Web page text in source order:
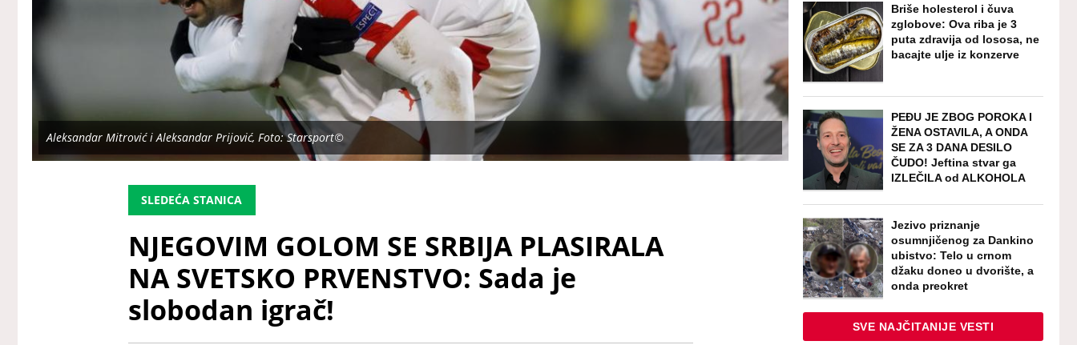
Aleksandar Mitrović i Aleksandar Prijović, Foto: Starsport©
SLEDEĆA STANICA
NJEGOVIM GOLOM SE SRBIJA PLASIRALA
NA SVETSKO PRVENSTVO: Sada je
slobodan igrač!
Briše holesterol i čuva
zglobove: Ova riba je 3
puta zdravija od lososa, ne
bacajte ulje iz konzerve
PEĐU JE ZBOG POROKA I
ŽENA OSTAVILA, A ONDA
SE ZA 3 DANA DESILO
ČUDO! Jeftina stvar ga
IZLEČILA od ALKOHOLA
Jezivo priznanje
osumnjičenog za Dankino
ubistvo: Telo u crnom
džaku doneo u dvorište, a
onda preokret
SVE NAJČITANIJE VESTI